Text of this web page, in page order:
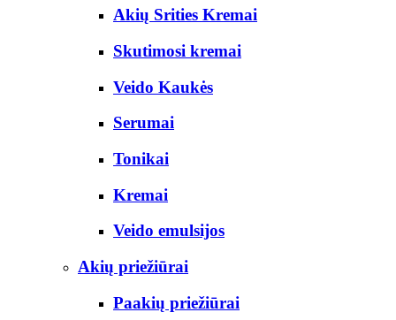
Akių Srities Kremai
Skutimosi kremai
Veido Kaukės
Serumai
Tonikai
Kremai
Veido emulsijos
Akių priežiūrai
Paakių priežiūrai